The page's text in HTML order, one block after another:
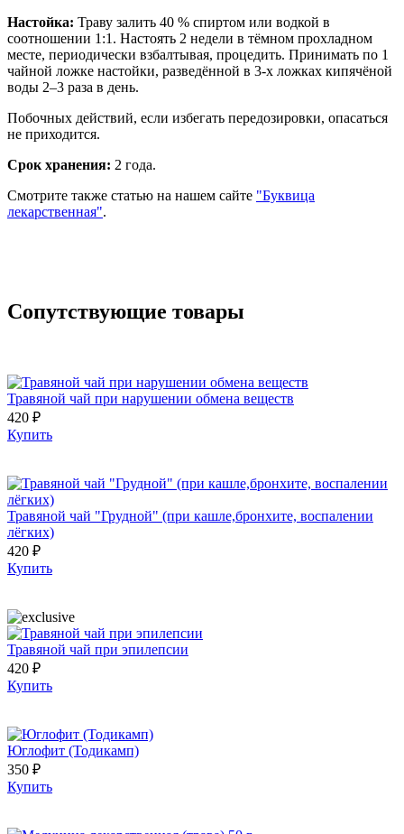
Настойка: Траву залить 40 % спиртом или водкой в
соотношении 1:1. Настоять 2 недели в тёмном прохладном
месте, периодически взбалтывая, процедить. Принимать по 1
чайной ложке настойки, разведённой в 3-х ложках кипячёной
воды 2–3 раза в день.
Побочных действий, если избегать передозировки, опасаться
не приходится.
Срок хранения: 2 года.
Смотрите также статью на нашем сайте "Буквица
лекарственная".
Сопутствующие товары
Травяной чай при нарушении обмена веществ
420 ₽
Купить
Травяной чай "Грудной" (при кашле,бронхите, воспалении
лёгких)
420 ₽
Купить
Травяной чай при эпилепсии
420 ₽
Купить
Юглофит (Тодикамп)
350 ₽
Купить